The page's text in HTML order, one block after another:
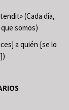
(Cada día,
somos)
a quién [se lo